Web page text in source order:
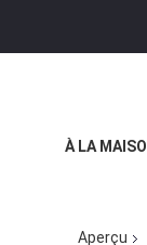
À LA
Aperçu